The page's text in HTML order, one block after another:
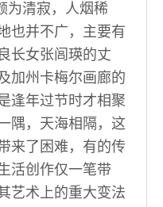
清寂，人烟稀
也并不广，主要有
长女张闾瑛的丈
加州卡梅尔画廊的
逢年过节时才相聚
隅，天海相隔，这
来了困难，有的传
活创作仅一笔带
艺术上的重大变法